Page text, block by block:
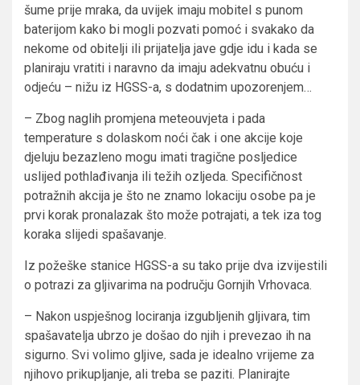
šume prije mraka, da uvijek imaju mobitel s punom
baterijom kako bi mogli pozvati pomoć i svakako da
nekome od obitelji ili prijatelja jave gdje idu i kada se
planiraju vratiti i naravno da imaju adekvatnu obuću i
odjeću – nižu iz HGSS-a, s dodatnim upozorenjem…
– Zbog naglih promjena meteouvjeta i pada
temperature s dolaskom noći čak i one akcije koje
djeluju bezazleno mogu imati tragične posljedice
uslijed pothlađivanja ili težih ozljeda. Specifičnost
potražnih akcija je što ne znamo lokaciju osobe pa je
prvi korak pronalazak što može potrajati, a tek iza tog
koraka slijedi spašavanje.
Iz požeške stanice HGSS-a su tako prije dva izvijestili
o potrazi za gljivarima na području Gornjih Vrhovaca.
– Nakon uspješnog lociranja izgubljenih gljivara, tim
spašavatelja ubrzo je došao do njih i prevezao ih na
sigurno. Svi volimo gljive, sada je idealno vrijeme za
njihovo prikupljanje, ali treba se paziti. Planirajte